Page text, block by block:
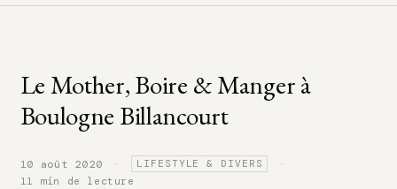
Le Mother, Boire & Manger à
Boulogne Billancourt
10 août 2020 · LIFESTYLE & DIVERS ·
11 min de lecture